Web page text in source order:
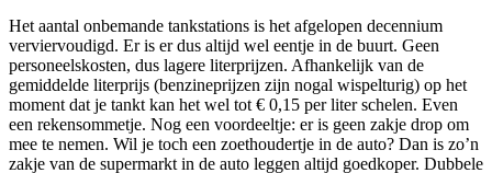
Het aantal onbemande tankstations is het afgelopen decennium
verviervoudigd. Er is er dus altijd wel eentje in de buurt. Geen
personeelskosten, dus lagere literprijzen. Afhankelijk van de
gemiddelde literprijs (benzineprijzen zijn nogal wispelturig) op het
moment dat je tankt kan het wel tot € 0,15 per liter schelen. Even
een rekensommetje. Nog een voordeeltje: er is geen zakje drop om
mee te nemen. Wil je toch een zoethoudertje in de auto? Dan is zo’n
zakje van de supermarkt in de auto leggen altijd goedkoper. Dubbele